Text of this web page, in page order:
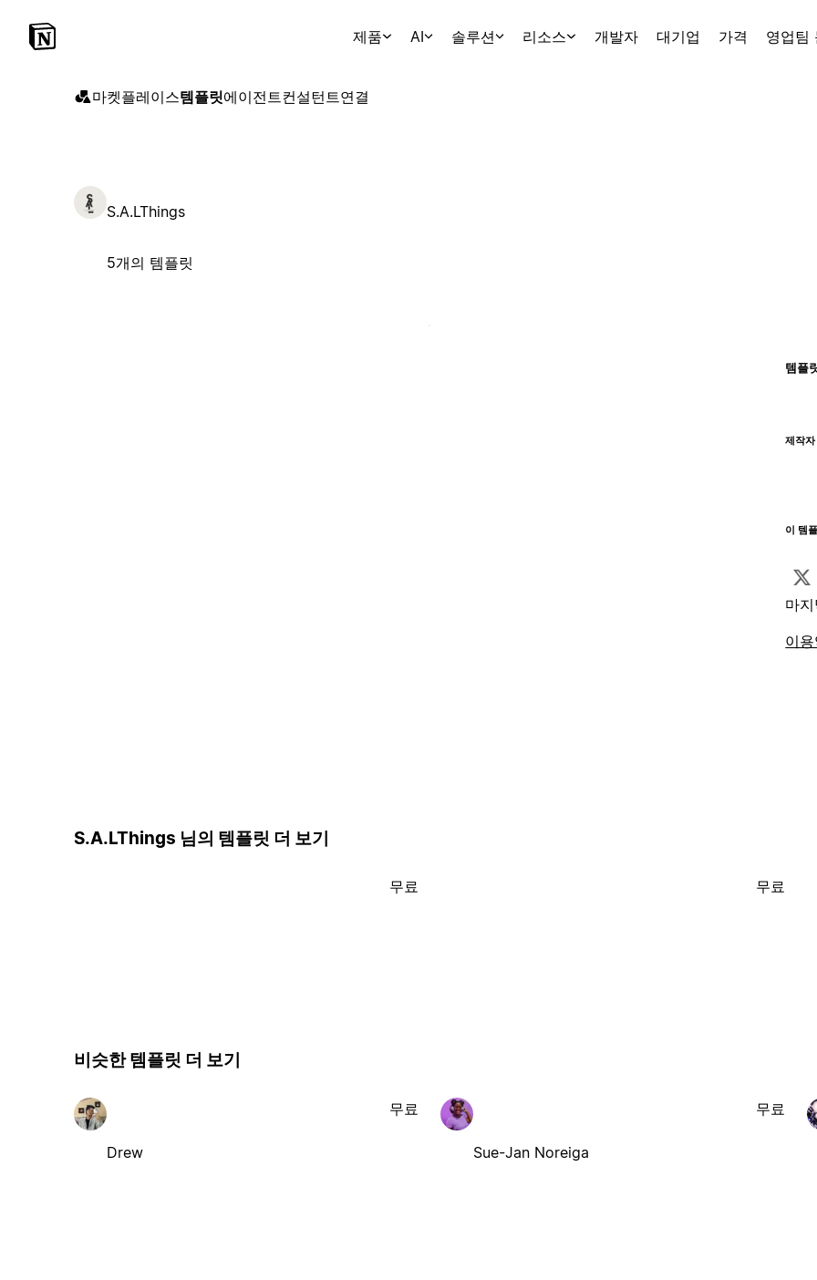
제품 AI 솔루션 리소스 개발자 대기업 가격 영업팀
마켓플레이스템플릿에이전트컨설턴트연결
S.A.LThings
5개의 템플릿
템플
제작
이 템
마
이
S.A.LThings 님의 템플릿 더 보기
무료 무료
비슷한 템플릿 더 보기
Drew
무료
Sue-Jan Noreiga
무료